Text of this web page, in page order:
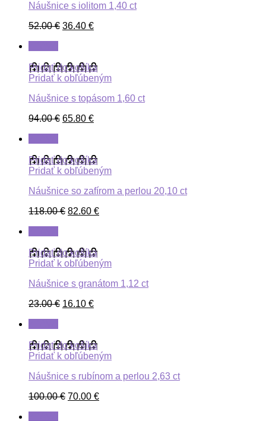
Náušnice s iolitom 1,40 ct
52.00€ 36.40 €
Pridať do košíka
Pridať k obľúbeným
Náušnice s topásom 1,60 ct
94.00€ 65.80 €
Pridať do košíka
Pridať k obľúbeným
Náušnice so zafírom a perlou 20,10 ct
118.00€ 82.60 €
Pridať do košíka
Pridať k obľúbeným
Náušnice s granátom 1,12 ct
23.00€ 16.10 €
Pridať do košíka
Pridať k obľúbeným
Náušnice s rubínom a perlou 2,63 ct
100.00€ 70.00 €